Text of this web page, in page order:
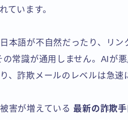
ています。
本語が不自然だったり、リン
常識が通用しません。AIが
、詐欺メールのレベルは急速
害が増えている最新の詐欺